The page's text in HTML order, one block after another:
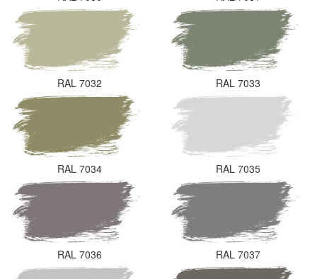
RAL 7032 RAL 7033
RAL 7034 RAL 7035
RAL 7036 RAL 7037